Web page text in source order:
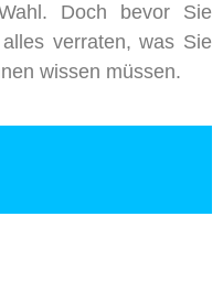
Doch bevor Sie
verraten, was Sie
wissen müssen.